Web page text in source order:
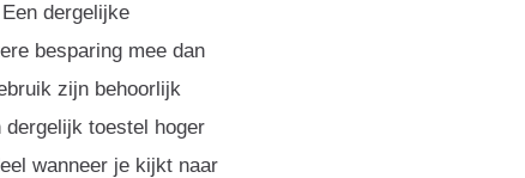
dergelijke
besparing mee dan
zijn behoorlijk
dergelijk toestel hoger
wanneer je kijkt naar